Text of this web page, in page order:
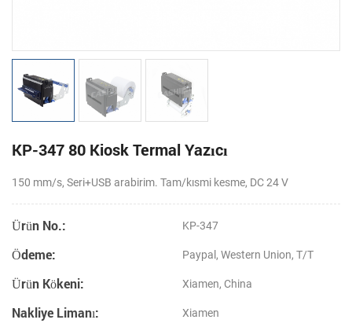
KP-347 80 Kiosk Termal Yazıcı
150 mm/s, Seri+USB arabirim. Tam/kısmi kesme, DC 24 V
Ürün No.: KP-347
Ödeme: Paypal, Western Union, T/T
Ürün Kökeni: Xiamen, China
Nakliye Limanı: Xiamen